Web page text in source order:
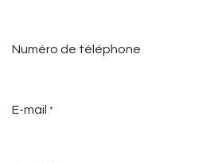
Numéro de téléphone
E-mail *